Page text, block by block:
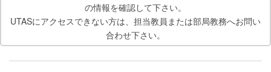
の情報を確認して下さい。
UTASにアクセスできない方は、担当教員または部局教務へお問い
合わせ下さい。